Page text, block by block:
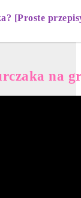
[Proste
na